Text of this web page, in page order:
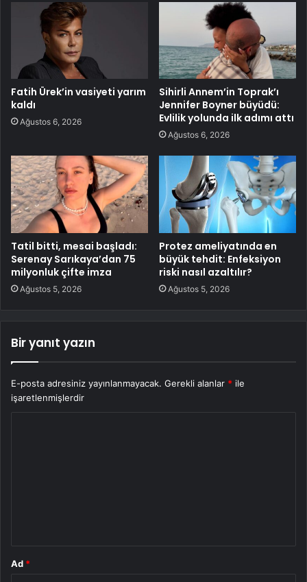
Fatih Ürek’in vasiyeti yarım
kaldı
Ağustos 6, 2026
Sihirli Annem’in Toprak’ı
Jennifer Boyner büyüdü:
Evlilik yolunda ilk adımı attı
Ağustos 6, 2026
Tatil bitti, mesai başladı:
Serenay Sarıkaya’dan 75
milyonluk çifte imza
Ağustos 5, 2026
Protez ameliyatında en
büyük tehdit: Enfeksiyon
riski nasıl azaltılır?
Ağustos 5, 2026
Bir yanıt yazın
E-posta adresiniz yayınlanmayacak. Gerekli alanlar * ile
işaretlenmişlerdir
Ad *